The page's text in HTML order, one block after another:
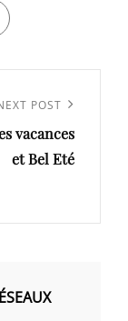
POST
vacances
et Bel Eté